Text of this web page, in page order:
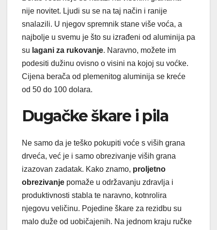
nije novitet. Ljudi su se na taj način i ranije
snalazili. U njegov spremnik stane više voća, a
najbolje u svemu je što su izrađeni od aluminija pa
su lagani za rukovanje. Naravno, možete im
podesiti dužinu ovisno o visini na kojoj su voćke.
Cijena berača od plemenitog aluminija se kreće
od 50 do 100 dolara.
Dugačke škare i pila
Ne samo da je teško pokupiti voće s viših grana
drveća, već je i samo obrezivanje viših grana
izazovan zadatak. Kako znamo, proljetno
obrezivanje pomaže u održavanju zdravlja i
produktivnosti stabla te naravno, kotnrolira
njegovu veličinu. Pojedine škare za rezidbu su
malo duže od uobičajenih. Na jednom kraju ručke